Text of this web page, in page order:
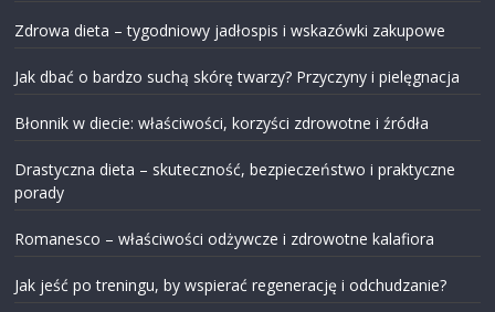
Zdrowa dieta – tygodniowy jadłospis i wskazówki zakupowe
Jak dbać o bardzo suchą skórę twarzy? Przyczyny i pielęgnacja
Błonnik w diecie: właściwości, korzyści zdrowotne i źródła
Drastyczna dieta – skuteczność, bezpieczeństwo i praktyczne
porady
Romanesco – właściwości odżywcze i zdrowotne kalafiora
Jak jeść po treningu, by wspierać regenerację i odchudzanie?